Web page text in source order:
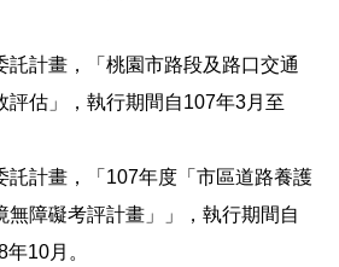
託計畫，「桃園市路段及路口交通
評估」，執行期間自107年3月至
託計畫，「107年度「市區道路養護
無障礙考評計畫」」，執行期間自
10月。